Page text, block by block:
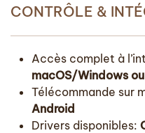
CONTRÔLE &
Accès complet à
macOS/Windows
Télécommande sur
Android
Drivers disponibles: